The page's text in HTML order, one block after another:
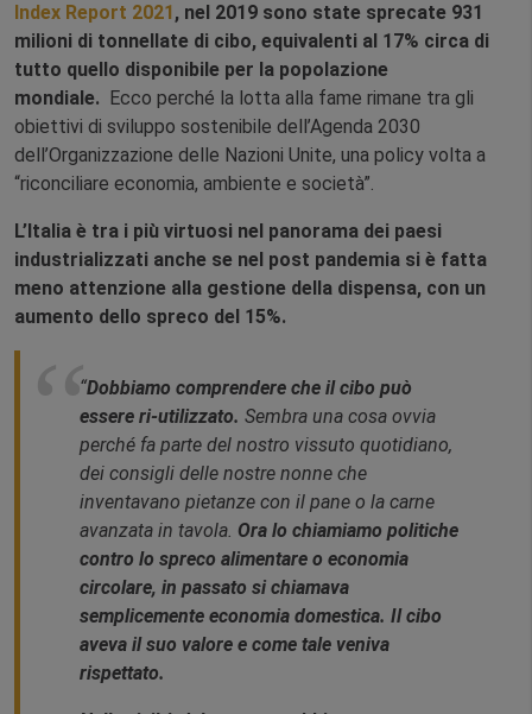
Index Report 2021 , nel 2019 sono state sprecate 931
milioni di tonnellate di cibo, equivalenti al 17% circa di
tutto quello disponibile per la popolazione
mondiale. Ecco perché la lotta alla fame rimane tra gli
obiettivi di sviluppo sostenibile dell’Agenda 2030
dell’Organizzazione delle Nazioni Unite, una policy volta a
“riconciliare economia, ambiente e società”.
L’Italia è tra i più virtuosi nel panorama dei paesi
industrializzati anche se nel post pandemia si è fatta
meno attenzione alla gestione della dispensa, con un
aumento dello spreco del 15%.
“Dobbiamo comprendere che il cibo può
essere ri-utilizzato. Sembra una cosa ovvia
perché fa parte del nostro vissuto quotidiano,
dei consigli delle nostre nonne che
inventavano pietanze con il pane o la carne
avanzata in tavola. Ora lo chiamiamo politiche
contro lo spreco alimentare o economia
circolare, in passato si chiamava
semplicemente economia domestica. Il cibo
aveva il suo valore e come tale veniva
rispettato.